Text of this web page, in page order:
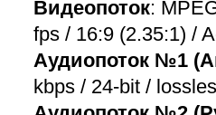
Видеопоток:
fps / 16:9 (2.35:1) /
Аудиопоток №1
kbps / 24-bit /